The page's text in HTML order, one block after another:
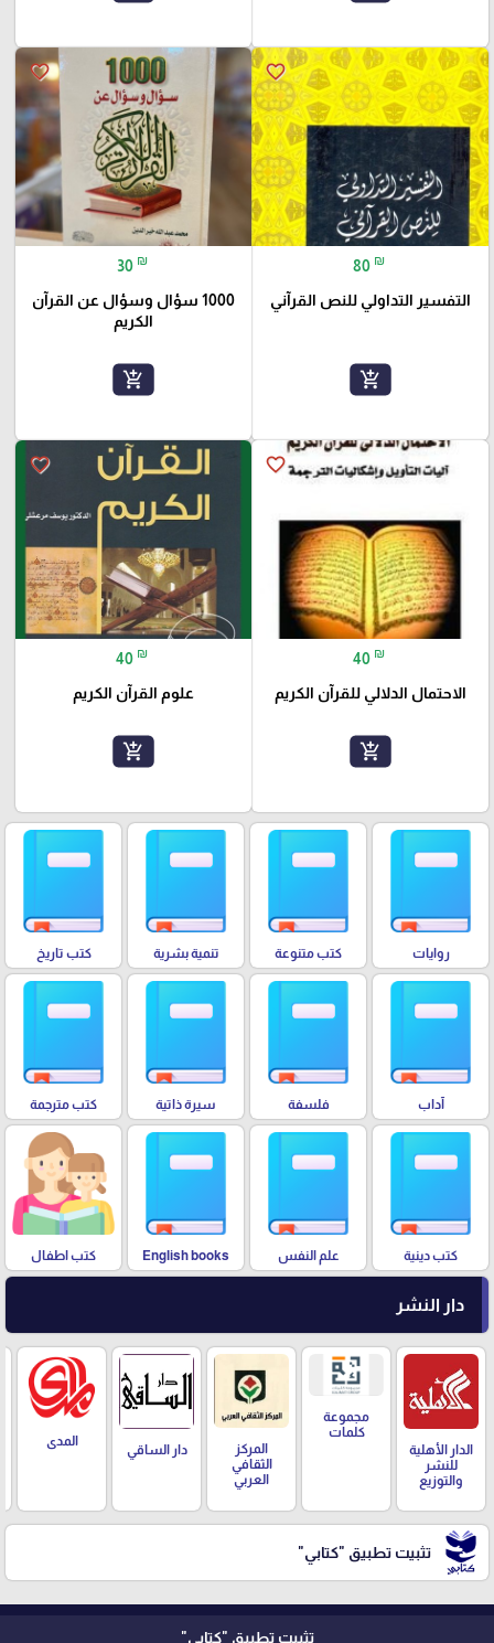
favorite_border
80 ₪
التفسير التداولي للنص القرآني
add_shopping_cart
favorite_border
30 ₪
1000 سؤال وسؤال عن القرآن
الكريم
add_shopping_cart
favorite_border
40 ₪
الاحتمال الدلالي للقرآن الكريم
add_shopping_cart
favorite_border
40 ₪
علوم القرآن الكريم
add_shopping_cart
روايات كتب متنوعة تنمية بشرية كتب تاريخ
آداب فلسفة سيرة ذاتية كتب مترجمة
كتب دينية علم النفس English books كتب اطفال
دار النشر
الدار الأهلية
للنشر
والتوزيع
مجموعة
كلمات
المركز
الثقافي
العربي
دار الساقي
المدى
تثبيت تطبيق "كتابي"
تثبيت تطبيق "كتابي"